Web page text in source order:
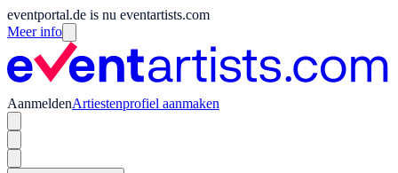
eventportal.de is nu eventartists.com
Meer info
AanmeldenArtiestenprofiel aanmaken